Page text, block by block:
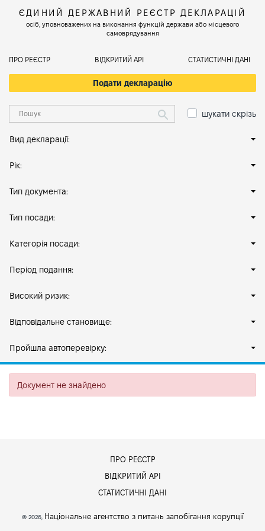
ЄДИНИЙ ДЕРЖАВНИЙ РЕЄСТР ДЕКЛАРАЦІЙ
осіб, уповноважених на виконання функцій держави або місцевого
самоврядування
ПРО РЕЄСТР ВІДКРИТИЙ АРІ СТАТИСТИЧНІ ДАНІ
Подати декларацію
шукати скрізь
Вид декларації:
Рік:
Тип документа:
Тип посади:
Категорія посади:
Період подання:
Високий ризик:
Відповідальне становище:
Пройшла автоперевірку:
Документ не знайдено
ПРО РЕЄСТР
ВІДКРИТИЙ АРІ
СТАТИСТИЧНІ ДАНІ
© 2026, Національне агентство з питань запобігання корупції